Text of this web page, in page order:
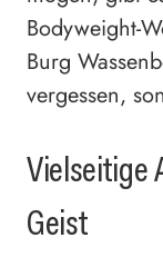
Bodyweight-
Burg
vergessen,
Vielseitige
Geist